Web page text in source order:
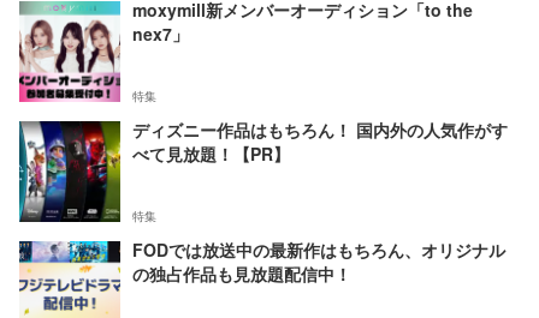
moxymill新メンバーオーディション「to the
nex7」
特集
ディズニー作品はもちろん！ 国内外の人気作がす
べて見放題！【PR】
特集
FODでは放送中の最新作はもちろん、オリジナル
の独占作品も見放題配信中！